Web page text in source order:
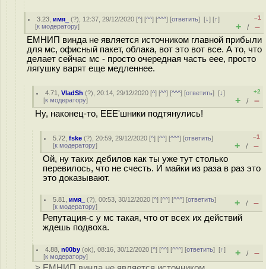
3.23 ,имя_ (?), 12:37, 29/12/2020 [^] [^^] [^^^] [ответить][↓] [↑]
[к модератору]
–1
+ / –
ЕМНИП винда не является источником главной прибыли
для мс, офисный пакет, облака, вот это вот все. А то, что
делает сейчас мс - просто очередная часть еее, просто
лягушку варят еще медленнее.
4.71 ,VladSh (?), 20:14, 29/12/2020 [^] [^^] [^^^] [ответить][↓]
[к модератору]
+2
+ / –
Ну, наконец-то, EEE'шники подтянулись!
5.72 ,fske (?), 20:59, 29/12/2020 [^] [^^] [^^^] [ответить]
[к модератору]
–1
+ / –
Ой, ну таких дебилов как ты уже тут столько
перевилось, что не счесть. И майки из раза в раз это
это доказывают.
5.81 ,имя_ (?), 00:53, 30/12/2020 [^] [^^] [^^^] [ответить]
[к модератору] + / –
Репутация-с у мс такая, что от всех их действий
ждешь подвоха.
4.88 ,n00by (ok), 08:16, 30/12/2020 [^] [^^] [^^^] [ответить][↑]
[к модератору] + / –